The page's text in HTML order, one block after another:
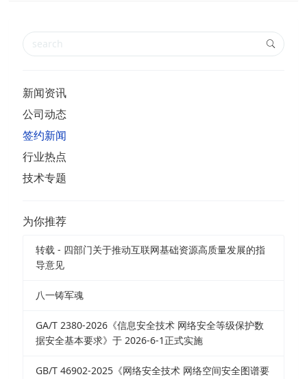
新闻资讯
公司动态
签约新闻
行业热点
技术专题
为你推荐
转载 - 四部门关于推动互联网基础资源高质量发展的指
导意见
八一铸军魂
GA/T 2380-2026《信息安全技术 网络安全等级保护数
据安全基本要求》于 2026-6-1正式实施
GB/T 46902-2025《网络安全技术 网络空间安全图谱要